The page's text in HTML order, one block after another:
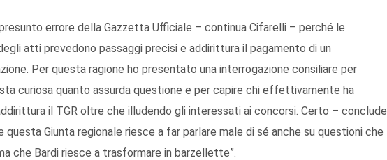
errore della Gazzetta Ufficiale – continua Cifarelli – perché le
atti prevedono passaggi precisi e addirittura il pagamento di un
Per questa ragione ho presentato una interrogazione consiliare per
curiosa quanto assurda questione e per capire chi effettivamente ha
il TGR oltre che illudendo gli interessati ai concorsi. Certo – conclude
Giunta regionale riesce a far parlare male di sé anche su questioni che
che Bardi riesce a trasformare in barzellette”.